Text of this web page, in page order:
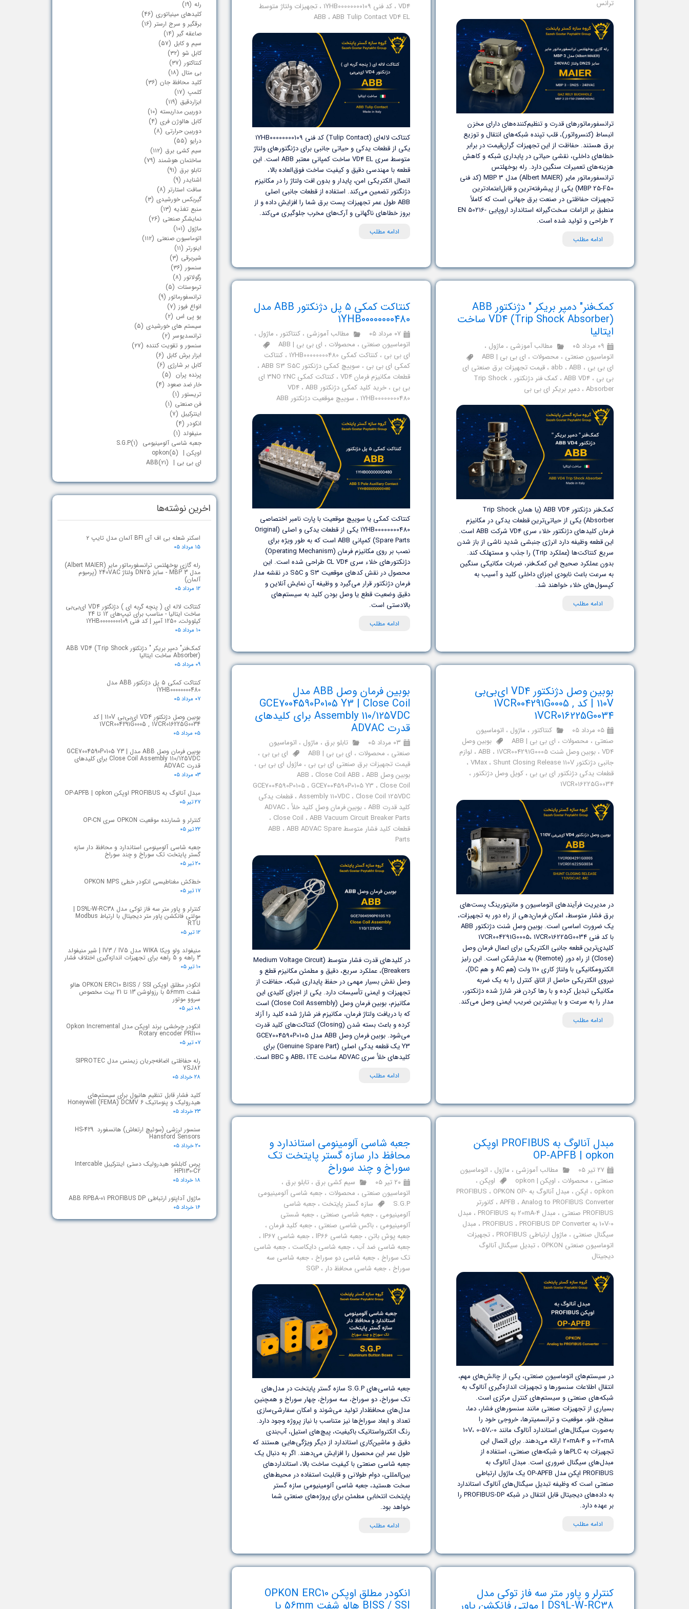
کابلشو و بست چنگالی
چراغ پارکی سنگی
پرنده پران
خار ضد صعود
برقگیر، سرج ارستر و صاعقه گیر
کابلشو
ترانس
ترانسفورماتورهای قدرت و تنظیم‌کننده‌های دارای مخزن
انبساط (کنسرواتور)، قلب تپنده شبکه‌های انتقال و توزیع
برق هستند. حفاظت از این تجهیزات گران‌قیمت در برابر
خطاهای داخلی، نقشی حیاتی در پایداری شبکه و کاهش
هزینه‌های تعمیرات سنگین دارد. رله بوخهلتس
ترانسفورماتور مایر (Albert MAIER) مدل MBP 3 (کد فنی
MBP 25-F50) یکی از پیشرفته‌ترین و قابل‌اعتمادترین
تجهیزات حفاظتی در صنعت برق جهانی است که کاملاً
منطبق بر الزامات سخت‌گیرانه استاندارد اروپایی EN 50216-
2 طراحی و تولید شده است.
ادامه مطلب
VD4 ،کد فنی 1YHB00000000109 ،تجهیزات ولتاژ متوسط
ABB ، ABB Tulip Contact VD4 EL
کنتاکت لاله‌ای (Tulip Contact) کد فنی 1YHB00000000109
یکی از قطعات یدکی و حیاتی جانبی برای دژنگتورهای ولتاژ
متوسط سری VD4 EL ساخت کمپانی معتبر ABB است. این
قطعه با مهندسی دقیق و کیفیت ساخت فوق‌العاده بالا،
اتصال الکتریکی امن، پایدار و بدون افت ولتاژ را در مکانیزم
دژنگتور تضمین می‌کند. استفاده از قطعات جانبی اصلی
ABB طول عمر تجهیزات پست برق شما را افزایش داده و از
بروز خطاهای ناگهانی و آرک‌های مخرب جلوگیری می‌کند.
ادامه مطلب
کمک‌فنر" دمپر بریکر " دژنکتور ABB
VD4 (Trip Shock Absorber) ساخت
ایتالیا
۰۹ مرداد ۰۵ مطالب آموزشی ، ماژول ،
اتوماسیون صنعتی ، محصولات ، ای بی بی | ABB
ای بی بی ، abb ، ABB ، قیمت تجهیزات برق صنعتی ای
بی بی ، ABB VD4 ، کمک فنر دژنکتور ، Trip Shock
Absorber ، دمپر بریکر ای بی بی
کمک‌فنر دژنکتور ABB VD4 (یا همان Trip Shock
Absorber) یکی از حیاتی‌ترین قطعات یدکی در مکانیزم
فرمان کلیدهای دژنکتور خلاء سری VD4 شرکت ABB است.
این قطعه وظیفه دارد انرژی جنبشی شدید ناشی از باز شدن
سریع کنتاکت‌ها (عملکرد Trip) را جذب و مستهلک کند.
بدون عملکرد صحیح این کمک‌فنر، ضربات مکانیکی سنگین
به سرعت باعث نابودی اجزای داخلی کلید و آسیب به
کپسول‌های خلاء خواهند شد.
ادامه مطلب
کنتاکت کمکی ۵ پل دژنکتور ABB مدل
1YHB00000000480
۰۷ مرداد ۰۵ مطالب آموزشی ،کنتاکتور ، ماژول ،
اتوماسیون صنعتی ، محصولات ، ای بی بی | ABB
ای بی بی ،کنتاکت کمکی 1YHB00000000480 ،کنتاکت
کمکی ای بی بی ، سوییچ کمکی دژنکتور ABB S3 S5C
،
قطعات مکانیزم فرمان VD4
،
کنتاکت کمکی 3NO 2NC ای
بی بی ،خرید کلید کمکی دژنکتور VD4 ، ABB
1YHB00000000480 ، سوییچ موقعیت دژنکتور ABB
کنتاکت کمکی یا سوییچ موقعیت با پارت نامبر اختصاصی
1YHB00000000480 یکی از قطعات یدکی و اصلی (Original
Spare Parts) کمپانی ABB است که به طور ویژه برای
نصب بر روی مکانیزم فرمان (Operating Mechanism)
دژنکتورهای خلاء سری CL VD4 طراحی شده است. این
محصول در نقش کدهای موقعیت S3 و S5C در نقشه مدار
فرمان دژنکتور قرار می‌گیرد و وظیفه آن نمایش آنلاین و
دقیق وضعیت قطع یا وصل بودن کلید به سیستم‌های
بالادستی است.
ادامه مطلب
بوبین وصل دژنکتور VD4 ای‌بی‌بی
110V | کد 1VCR004291G0005 ,
1VCR016225G0034
۰۵ مرداد ۰۵ کنتاکتور ، ماژول ، اتوماسیون
صنعتی ، محصولات ، ای بی بی | ABB
بوبین وصل
VD4 ، بوبین وصل شنت ABB ، 1VCR004291G0005 ، لوازم
جانبی دژنکتور VMax
، Shunt Closing Release 110V
،
قطعات یدکی دژنکتور ای بی بی ، کویل وصل دژنکتور ،
1VCR016225G0034
در مدیریت فرآیندهای اتوماسیون و مانیتورینگ پست‌های
برق فشار متوسط، امکان فرمان‌دهی از راه دور به تجهیزات،
یک ضرورت اساسی است. بوبین وصل شنت دژنکتور ABB
با کد فنی 1VCR004291G0005، 1VCR016225G0034
کلیدی‌ترین قطعه جانبی الکتریکی برای اعمال فرمان وصل
(Close) از راه دور (Remote) به مدارشکن است. این رلیز
الکترومکانیکی با ولتاژ کاری 110 ولت (هم AC و هم DC)،
نیروی الکتریکی حاصل از اتاق کنترل را به یک ضربه
مکانیکی تبدیل کرده و با رها کردن فنر شارژ شده دژنکتور،
مدار را به سرعت و با بیشترین ضریب ایمنی وصل می‌کند.
ادامه مطلب
بوبین فرمان وصل ABB مدل
GCE7004590P0105 Y3 | Close Coil
Assembly 110/125VDC برای کلیدهای
قدرت ADVAC
۰۳ مرداد ۰۵ تابلو برق ، ماژول ، اتوماسیون
صنعتی ، محصولات ، ای بی بی | ABB ای بی بی ،
قیمت تجهیزات برق صنعتی ای بی بی ، ماژول ای بی بی ،
بوبین وصل ABB
، Close Coil ABB ، ABB
GCE7004590P0105، GCE7004590P0105 Y3 ، Close Coil
Assembly 110VDC، Close Coil 125VDC ،قطعات یدکی
کلید قدرت ABB
،بوبین فرمان وصل کلید خلأ ،ADVAC
Close Coil ، ABB Vacuum Circuit Breaker Parts
،
قطعات کلید فشار متوسط ABB
، ABB ADVAC Spare
Parts
در کلیدهای قدرت فشار متوسط (Medium Voltage Circuit
Breakers)، عملکرد سریع، دقیق و مطمئن مکانیزم قطع و
وصل نقش بسیار مهمی در حفظ پایداری شبکه، حفاظت از
تجهیزات و ایمنی تأسیسات دارد. یکی از اجزای کلیدی این
مکانیزم، بوبین فرمان وصل (Close Coil Assembly) است
که با دریافت ولتاژ فرمان، مکانیزم فنر شارژ شده کلید را آزاد
کرده و باعث بسته شدن (Closing) کنتاکت‌های کلید قدرت
می‌شود. بوبین فرمان وصل ABB مدل GCE7004590P0105
Y3 یک قطعه یدکی اصلی (Genuine Spare Part) برای
کلیدهای خلأ سری ADVAC ساخت ABB، ITE و BBC است.
ادامه مطلب
مبدل آنالوگ به PROFIBUS اوپکن
OP-APFB | opkon
۲۷ تیر ۰۵ مطالب آموزشی ، ماژول ، اتوماسیون
صنعتی ، محصولات ، اوپکن | opkon اوپکن ،
opkon ، اپکن ، مبدل آنالوگ به PROFIBUS ، OPKON OP-
APFB ، Analog to PROFIBUS Converter ، کانورتر
PROFIBUS صنعتی
، مبدل 4-20mA به PROFIBUS ، مبدل
0-10V به PROFIBUS
، PROFIBUS DP Converter ، مبدل
سیگنال صنعتی ، ماژول ارتباطی PROFIBUS ، تجهیزات
اتوماسیون صنعتی OPKON
، تبدیل سیگنال آنالوگ
دیجیتال
در سیستم‌های اتوماسیون صنعتی، یکی از چالش‌های مهم،
انتقال اطلاعات سنسورها و تجهیزات اندازه‌گیری آنالوگ به
شبکه‌های صنعتی و سیستم‌های کنترل مرکزی است.
بسیاری از تجهیزات صنعتی مانند سنسورهای فشار، دما،
سطح، فلو، موقعیت و ترانسمیترها، خروجی خود را
به‌صورت سیگنال‌های استاندارد آنالوگ مانند 0-10V، 0-5V،
0-20mA و 4-20mA ارائه می‌دهند. برای اتصال این
تجهیزات به PLCها و شبکه‌های صنعتی، استفاده از
مبدل‌های سیگنال ضروری است. مبدل آنالوگ به
PROFIBUS اپکن مدل OP-APFB یک ماژول ارتباطی
صنعتی است که وظیفه تبدیل سیگنال‌های آنالوگ استاندارد
به داده‌های دیجیتال قابل انتقال در شبکه PROFIBUS-DP را
بر عهده دارد.
ادامه مطلب
جعبه شاسی آلومینومی استاندارد و
محافظ دار سازه گستر پایتخت تک
سوراخ و چند سوراخ
۲۰ تیر ۰۵ سیم کشی برق ،تابلو برق ،
اتوماسیون صنعتی ، محصولات ،جعبه شاسی آلومینیومی
S.G.P
سازه گستر پایتخت ،جعبه شاسی
آلومینیومی ،جعبه شاسی صنعتی ،جعبه شستی
آلومینیومی ،باکس شاسی صنعتی ،جعبه کلید فرمان ،
جعبه پوش باتن ،جعبه شاسی IP66 ،جعبه شاسی IP67
،
جعبه شاسی ضد آب ،جعبه شاسی دایکاست ،جعبه شاسی
تک سوراخ ،جعبه شاسی دو سوراخ ،جعبه شاسی سه
سوراخ ،جعبه شاسی محافظ دار ،SGP
جعبه شاسی‌های S.G.P سازه گستر پایتخت در مدل‌های
تک سوراخ، دو سوراخ، سه سوراخ، چهار سوراخ و همچنین
مدل‌های محافظ‌دار تولید می‌شوند و امکان سفارشی‌سازی
تعداد و ابعاد سوراخ‌ها نیز متناسب با نیاز پروژه وجود دارد.
رنگ الکترواستاتیک باکیفیت، پیچ‌های استیل، آب‌بندی
دقیق و ماشین‌کاری استاندارد از دیگر ویژگی‌هایی هستند که
طول عمر این محصول را افزایش می‌دهند. اگر به دنبال یک
جعبه شاسی صنعتی با کیفیت ساخت بالا، استانداردهای
بین‌المللی، دوام طولانی و قابلیت استفاده در محیط‌های
سخت هستید، جعبه شاسی آلومینیومی سازه گستر
پایتخت انتخابی مطمئن برای پروژه‌های صنعتی شما
خواهد بود.
ادامه مطلب
کنترلر و پاور متر سه فاز توکی مدل
DS9L-W-RC38 | مولتی فانکشن پاور
انکودر مطلق اوپکن OPKON ERC10
BISS / SSI هالو شفت 56mm با
رله (۱۹)
کلیدهای مینیاتوری (۴۶)
برقگیر و سرج ارستر (۱۶)
صاعقه گیر (۱۴)
سیم و کابل (۵۷)
کابل شو (۳۲)
کنتاکتور (۳۷)
بی متال (۱۸)
کلید محافظ جان (۳۶)
کلمپ (۱۷)
ابزاردقیق (۱۱۹)
دوربین مداربسته (۱۰)
کابل هالوژن فری (۴)
دوربین حرارتی (۸)
درایو (۵۵)
سیم کشی برق (۱۱۲)
ساختمان هوشمند (۷۹)
تابلو برق (۹۱)
اشنایدر (۹)
سافت استارتر (۸)
گیربکس خورشیدی (۳)
منبع تغذیه (۱۳)
نمایشگر صنعتی (۲۶)
ماژول (۱۰۱)
اتوماسیون صنعتی (۱۱۲)
اینورتر (۱۱)
شیربرقی (۳)
سنسور (۳۶)
رگولاتور (۸)
ترموستات (۵)
ترانسفورماتور (۹)
انواع فیوز (۷)
یو پی اس (۲)
سیستم های خورشیدی (۵)
ترانسدیوسر (۲)
سنسور و تقویت کننده (۲۷)
ابزار برش کابل (۶)
کابل بر شارژی (۶)
پرنده پران (۵)
خار ضد صعود (۴)
تریستور (۱)
فن صنعتی (۱)
اینترکیبل (۷)
انکودر (۴)
منیفولد (۱)
جعبه شاسی آلومینیومی S.G.P (۱)
اوپکن | opkon (۵)
ای بی بی | ABB (۲۱)
اسکنر شعله بی اف آی BFI آلمان مدل تایپ ۲
۱۵ مرداد ۰۵
رله گازی بوخهلتس ترانسفورماتور مایر (Albert MAIER)
مدل MBP 3 - سایز DN25 ولتاژ 240VAC (پرمیوم
آلمان)
۱۲ مرداد ۰۵
کنتاکت لاله ای ( پنچه گربه ای ) دژنگتور VD4 ای‌بی‌بی
ساخت ایتالیا - مناسب برای تیپ‌های 12 تا 24
کیلوولت، 1250 آمپر | کد فنی 1YHB00000000109
۱۰ مرداد ۰۵
کمک‌فنر" دمپر بریکر " دژنکتور ABB VD4 (Trip Shock
Absorber) ساخت ایتالیا
۰۹ مرداد ۰۵
کنتاکت کمکی ۵ پل دژنکتور ABB مدل
1YHB00000000480
۰۷ مرداد ۰۵
بوبین وصل دژنکتور VD4 ای‌بی‌بی 110V | کد
1VCR004291G0005 , 1VCR016225G0034
۰۵ مرداد ۰۵
بوبین فرمان وصل ABB مدل GCE7004590P0105 Y3 |
Close Coil Assembly 110/125VDC برای کلیدهای
قدرت ADVAC
۰۳ مرداد ۰۵
مبدل آنالوگ به PROFIBUS اوپکن OP-APFB | opkon
۲۷ تیر ۰۵
کنترلر و شمارنده موقعیت OPKON سری OP-CN
۲۲ تیر ۰۵
جعبه شاسی آلومینومی استاندارد و محافظ دار سازه
گستر پایتخت تک سوراخ و چند سوراخ
۲۰ تیر ۰۵
خط‌کش مغناطیسی انکودر خطی OPKON MPS
۱۷ تیر ۰۵
کنترلر و پاور متر سه فاز توکی مدل DS9L-W-RC38 |
مولتی فانکشن پاور متر دیجیتال با ارتباط Modbus
RTU
۱۲ تیر ۰۵
منیفولد ولو ویکا WIKA مدل IV3 / IV5 | شیر منیفولد
3 راهه و 5 راهه برای تجهیزات اندازه‌گیری اختلاف فشار
۱۰ تیر ۰۵
انکودر مطلق اوپکن OPKON ERC10 BISS / SSI هالو
شفت 56mm با رزولوشن 13 تا 21 بیت مخصوص
سروو موتور
۰۸ تیر ۰۵
انکودر چرخشی برند اوپکن مدل Opkon Incremental
Rotary encoder PRI100
۰۷ تیر ۰۵
رله حفاظتی اضافه‌جریان زیمنس مدل SIPROTEC
7SJ82
۲۸ خرداد ۰۵
کلید فشار قابل تنظیم هانیول برای سیستم‌های
هیدرولیک و پنوماتیک Honeywell (FEMA) DCMV 6
۲۳ خرداد ۰۵
سنسور لرزشی (سوئیچ ارتعاش) هانسفورد HS-429
Hansford Sensors
۲۰ خرداد ۰۵
پرس کابلشو هیدرولیک دستی اینترکیبل Intercable
HPI130-C2
۱۸ خرداد ۰۵
ماژول آداپتور ارتباطی ABB RPBA-01 PROFIBUS DP
۱۶ خرداد ۰۵
اخرین نوشته‌ها